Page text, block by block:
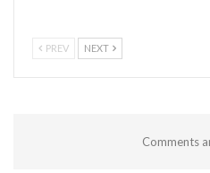
PREV NEXT
Comments